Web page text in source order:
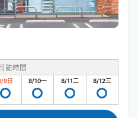
能時間
9日 8/10一 8/11二 8/12三